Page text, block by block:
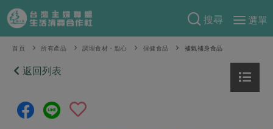
搜尋
選單
產品分類
當季蔬果
芽苗類
食譜料理
食材
特別企畫
首頁 所有產品 調理食材・點心 保健食品 補氣補身食品
返回列表